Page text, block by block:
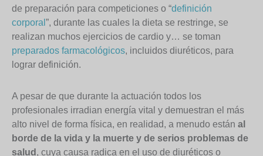
de preparación para competiciones o “definición
corporal ”, durante las cuales la dieta se restringe, se
realizan muchos ejercicios de cardio y… se toman
preparados farmacológicos, incluidos diuréticos, para
lograr definición.
A pesar de que durante la actuación todos los
profesionales irradian energía vital y demuestran el más
alto nivel de forma física, en realidad, a menudo están al
borde de la vida y la muerte y de serios problemas de
salud , cuya causa radica en el uso de diuréticos o